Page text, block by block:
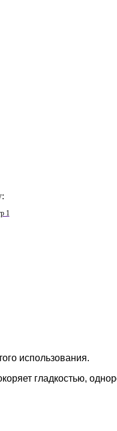
1
использования.
гладкостью,